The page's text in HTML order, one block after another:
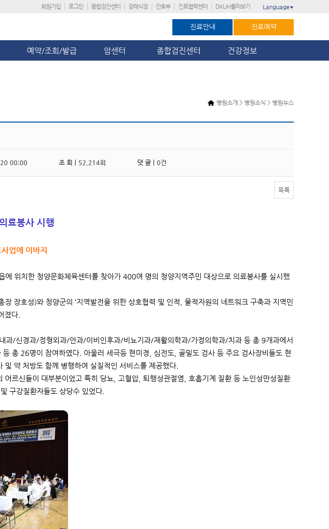
회원가입 로그인 종합검진센터 장례식장 간호부 진료협력센터 DKUH둘러보기 Language ▼
진료안내 진료예약
예약/조회/발급 암센터 종합검진센터 건강정보
병원소개 > 병원소식 > 병원뉴스
00:00 조 회 | 52,214회 댓 글 | 0건
목록
료봉사 시행
업에 이바지
위치한 청양문화체육센터를 찾아가 400여 명의 청양지역주민 대상으로 의료봉사를 실시했
장호성)와 청양군의 ‘지역발전을 위한 상호협력 및 인적, 물적자원의 네트워크 구축과 지역민
졌다.
과/신경과/정형외과/안과/이비인후과/비뇨기과/재활의학과/가정의학과/치과 등 총 9개과에서
총 26명이 참여하였다. 아울러 세극등 현미경, 심전도, 골밀도 검사 등 주요 검사장비들도 현
및 약 처방도 함께 병행하여 실질적인 서비스를 제공했다.
어르신들이 대부분이었고 특히 당뇨, 고혈압, 퇴행성관절염, 호흡기계 질환 등 노인성만성질환
구강질환자들도 상당수 있었다.